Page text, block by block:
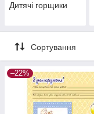
Дитячі горщики
Сортування
–22%